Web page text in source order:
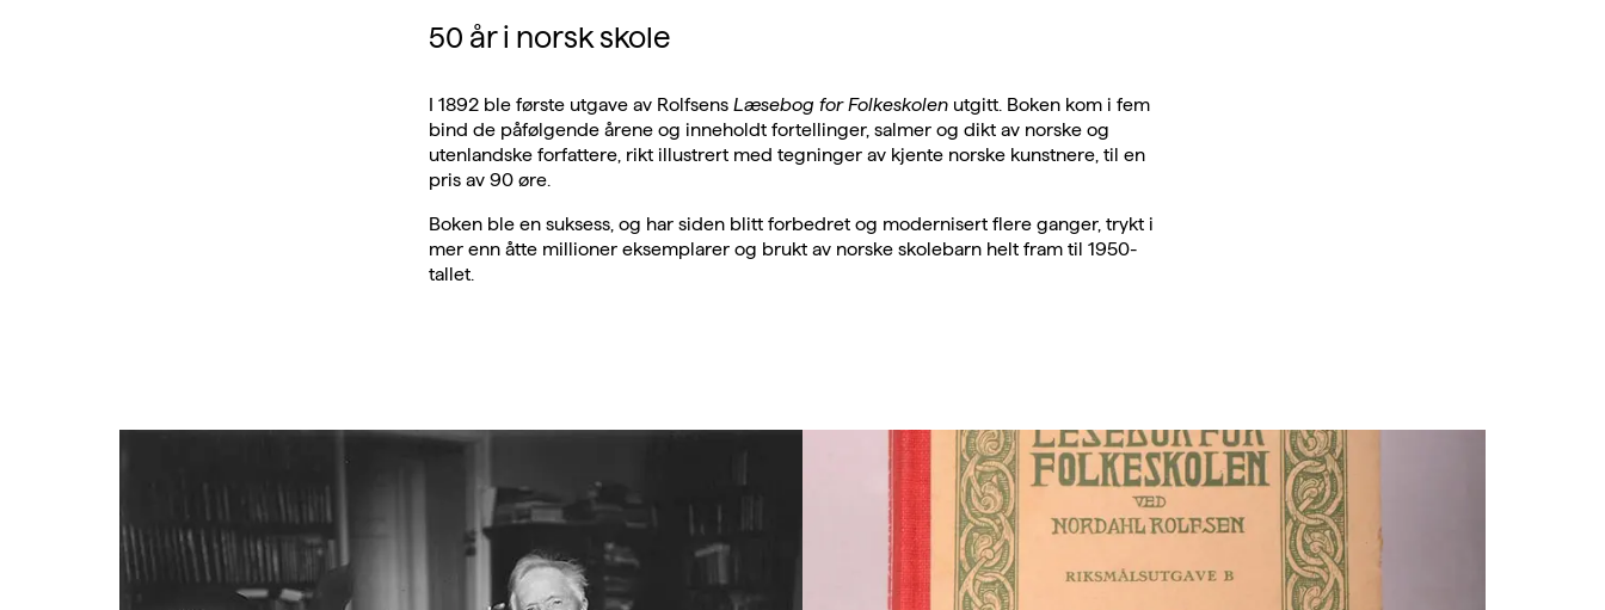
50 år i norsk skole
I 1892 ble første utgave av Rolfsens Læsebog for Folkeskolenutgitt. Boken kom i fem
bind de påfølgende årene og inneholdt fortellinger, salmer og dikt av norske og
utenlandske forfattere, rikt illustrert med tegninger av kjente norske kunstnere, til en
pris av 90 øre.
Boken ble en suksess, og har siden blitt forbedret og modernisert flere ganger, trykt i
mer enn åtte millioner eksemplarer og brukt av norske skolebarn helt fram til 1950-
tallet.